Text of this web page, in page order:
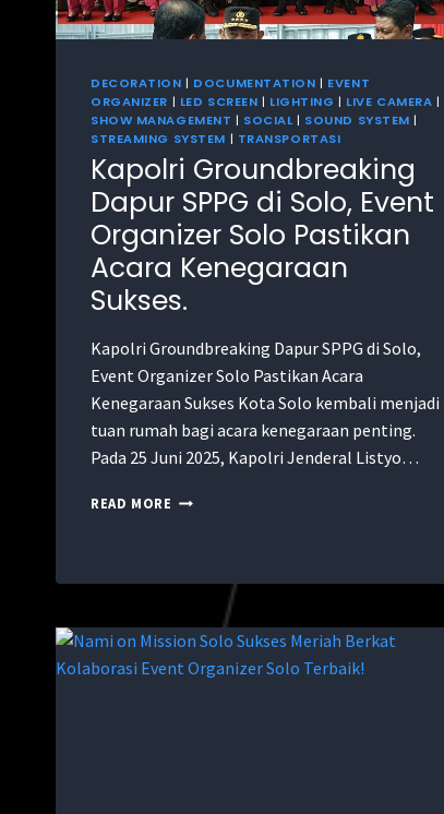
DECORATION | DOCUMENTATION | EVENT
ORGANIZER | LED SCREEN | LIGHTING | LIVE CAMERA |
SHOW MANAGEMENT | SOCIAL| SOUND SYSTEM |
STREAMING SYSTEM | TRANSPORTASI
Kapolri Groundbreaking
Dapur SPPG di Solo, Event
Organizer Solo Pastikan
Acara Kenegaraan
Sukses.
Kapolri Groundbreaking Dapur SPPG di Solo,
Event Organizer Solo Pastikan Acara
Kenegaraan Sukses Kota Solo kembali menjadi
tuan rumah bagi acara kenegaraan penting.
Pada 25 Juni 2025, Kapolri Jenderal Listyo…
READ MORE